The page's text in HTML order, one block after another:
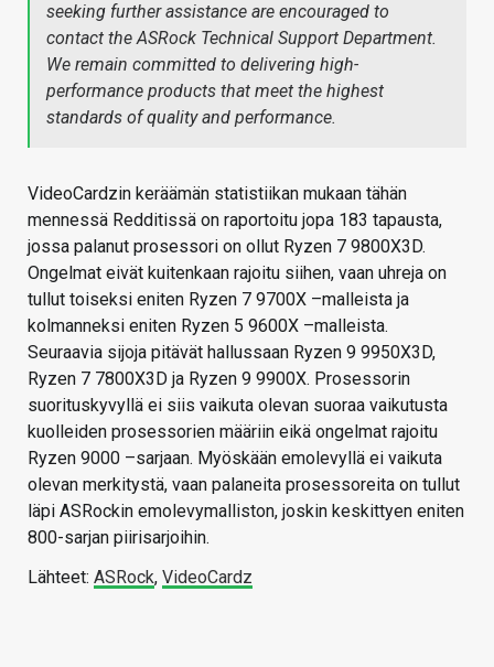
seeking further assistance are encouraged to
contact the ASRock Technical Support Department.
We remain committed to delivering high-
performance products that meet the highest
standards of quality and performance.
VideoCardzin keräämän statistiikan mukaan tähän
mennessä Redditissä on raportoitu jopa 183 tapausta,
jossa palanut prosessori on ollut Ryzen 7 9800X3D.
Ongelmat eivät kuitenkaan rajoitu siihen, vaan uhreja on
tullut toiseksi eniten Ryzen 7 9700X –malleista ja
kolmanneksi eniten Ryzen 5 9600X –malleista.
Seuraavia sijoja pitävät hallussaan Ryzen 9 9950X3D,
Ryzen 7 7800X3D ja Ryzen 9 9900X. Prosessorin
suorituskyvyllä ei siis vaikuta olevan suoraa vaikutusta
kuolleiden prosessorien määriin eikä ongelmat rajoitu
Ryzen 9000 –sarjaan. Myöskään emolevyllä ei vaikuta
olevan merkitystä, vaan palaneita prosessoreita on tullut
läpi ASRockin emolevymalliston, joskin keskittyen eniten
800-sarjan piirisarjoihin.
Lähteet: ASRock, VideoCardz